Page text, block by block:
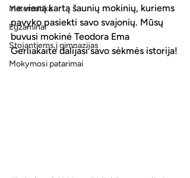
Matematika
Egzaminai
Stojantiems į gimnazijas
Mokymosi patarimai
ne vieną kartą šaunių mokinių, kuriems
pavyko pasiekti savo svajonių. Mūsų
buvusi mokinė Teodora Ema
Gerliakaitė dalijasi savo sėkmės istorija!